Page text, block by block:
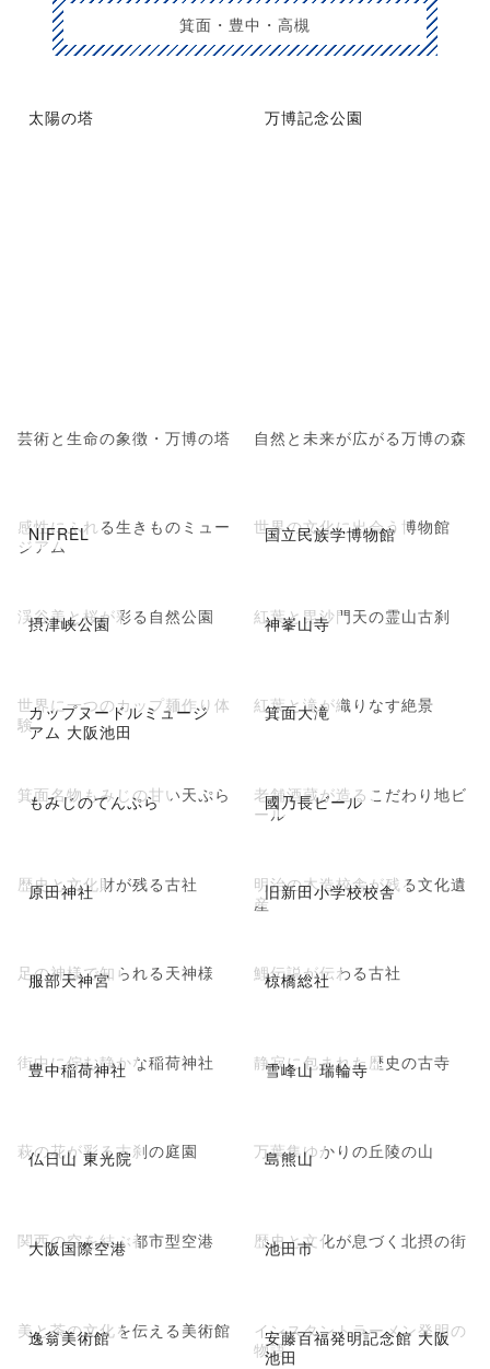
箕面・豊中・高槻
太陽の塔
芸術と生命の象徴・万博の塔
万博記念公園
自然と未来が広がる万博の森
NIFREL
感性にふれる生きものミュー
ジアム
国立民族学博物館
世界の文化に出会う博物館
摂津峡公園
渓谷美と桜が彩る自然公園 神峯山寺
紅葉と毘沙門天の霊山古刹
カップヌードルミュージ
アム 大阪池田
世界に一つのカップ麺作り体
験
箕面大滝
紅葉と滝が織りなす絶景
もみじのてんぷら
箕面名物もみじの甘い天ぷら 國乃長ビール
老舗酒蔵が造るこだわり地ビ
ール
原田神社
歴史と文化財が残る古社 旧新田小学校校舎
明治の木造校舎が残る文化遺
産
服部天神宮
足の神様で知られる天神様 椋橋総社
鯉伝説が伝わる古社
豊中稲荷神社
街中に佇む静かな稲荷神社 雪峰山 瑞輪寺
静寂に包まれた歴史の古寺
仏日山 東光院
萩の花が彩る古刹の庭園 島熊山
万葉集ゆかりの丘陵の山
大阪国際空港
関西の空を結ぶ都市型空港 池田市
歴史と文化が息づく北摂の街
逸翁美術館
美と茶の文化を伝える美術館
安藤百福発明記念館 大阪
池田
インスタントラーメン発明の
物語